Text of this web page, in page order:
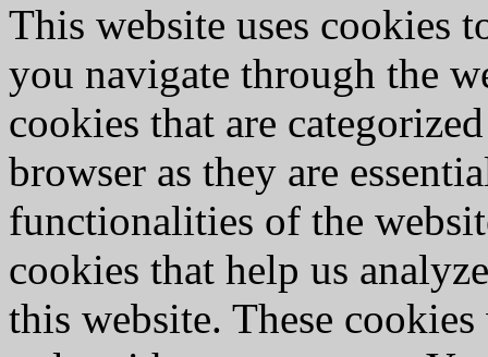
This website uses cookies
you navigate through the
cookies that are
browser as they are
functionalities of the
cookies that help us
this website. These